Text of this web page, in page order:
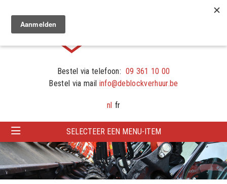
Bestel via telefoon: 09 361 10 00
Bestel via mail info@deblockverhuur.be
nl fr
SELECTEER EEN MENU-ITEM